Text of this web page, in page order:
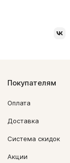
Покупателям
Оплата
Доставка
Система скидок
Акции